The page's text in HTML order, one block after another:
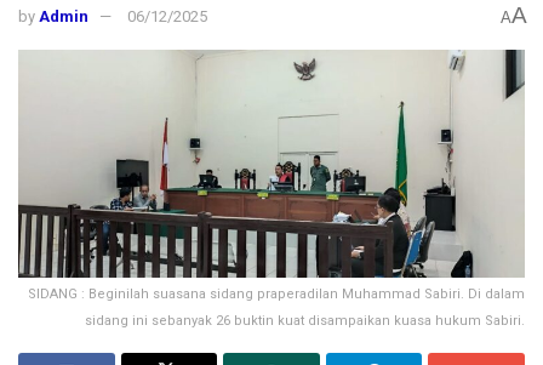
by Admin 06/12/2025 AA
SIDANG : Beginilah suasana sidang praperadilan Muhammad Sabiri. Di dalam
sidang ini sebanyak 26 buktin kuat disampaikan kuasa hukum Sabiri.